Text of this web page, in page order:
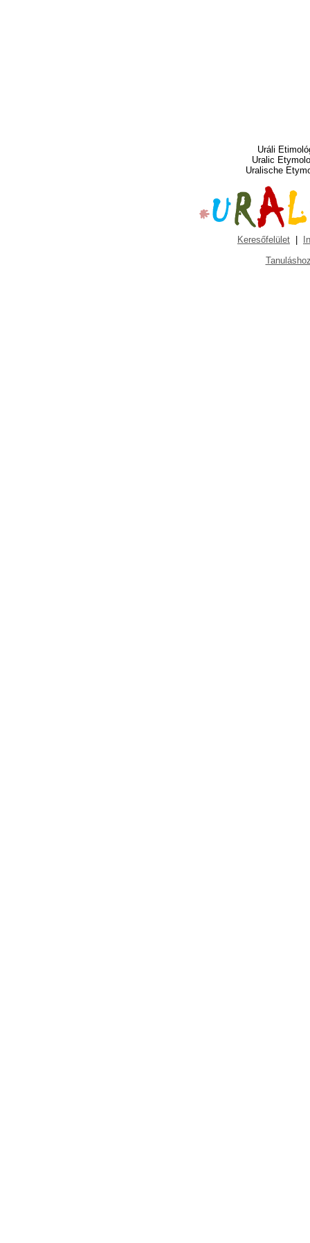
Uráli
Uralic
Uralische
Keresőfelület